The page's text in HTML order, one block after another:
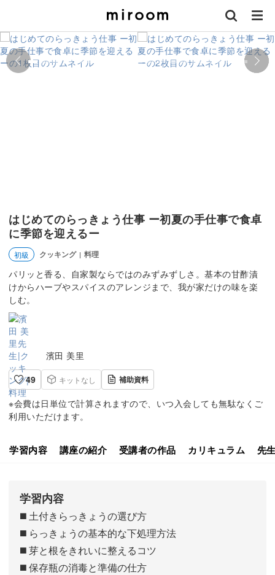
はじめてのらっきょう仕事 ー初夏の手仕事で食卓
に季節を迎えるー
初級 クッキング | 料理
パリッと香る、自家製ならではのみずみずしさ。基本の甘酢漬
けからハーブやスパイスのアレンジまで、我が家だけの味を楽
しむ。
濱田 美里
49
キットなし 補助資料
※会費は日単位で計算されますので、いつ入会しても無駄なくご
利用いただけます。
学習内容 講座の紹介 受講者の作品 カリキュラム 先
学習内容
◼️ 土付きらっきょうの選び方
◼️ らっきょうの基本的な下処理方法
◼️ 芽と根をきれいに整えるコツ
◼️ 保存瓶の消毒と準備の仕方